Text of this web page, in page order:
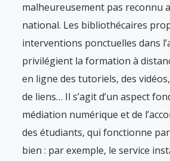
malheureusement pas reconnu
national. Les bibliothécaires
interventions ponctuelles dans
privilégient la formation à
en ligne des tutoriels, des
de liens… Il s’agit d’un aspect
médiation numérique et de
des étudiants, qui fonctionne
bien : par exemple, le service